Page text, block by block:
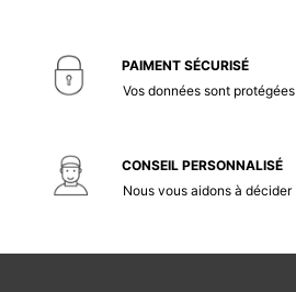
PAIMENT SÉCURISÉ
Vos données sont protégées
CONSEIL PERSONNALISÉ
Nous vous aidons à décider